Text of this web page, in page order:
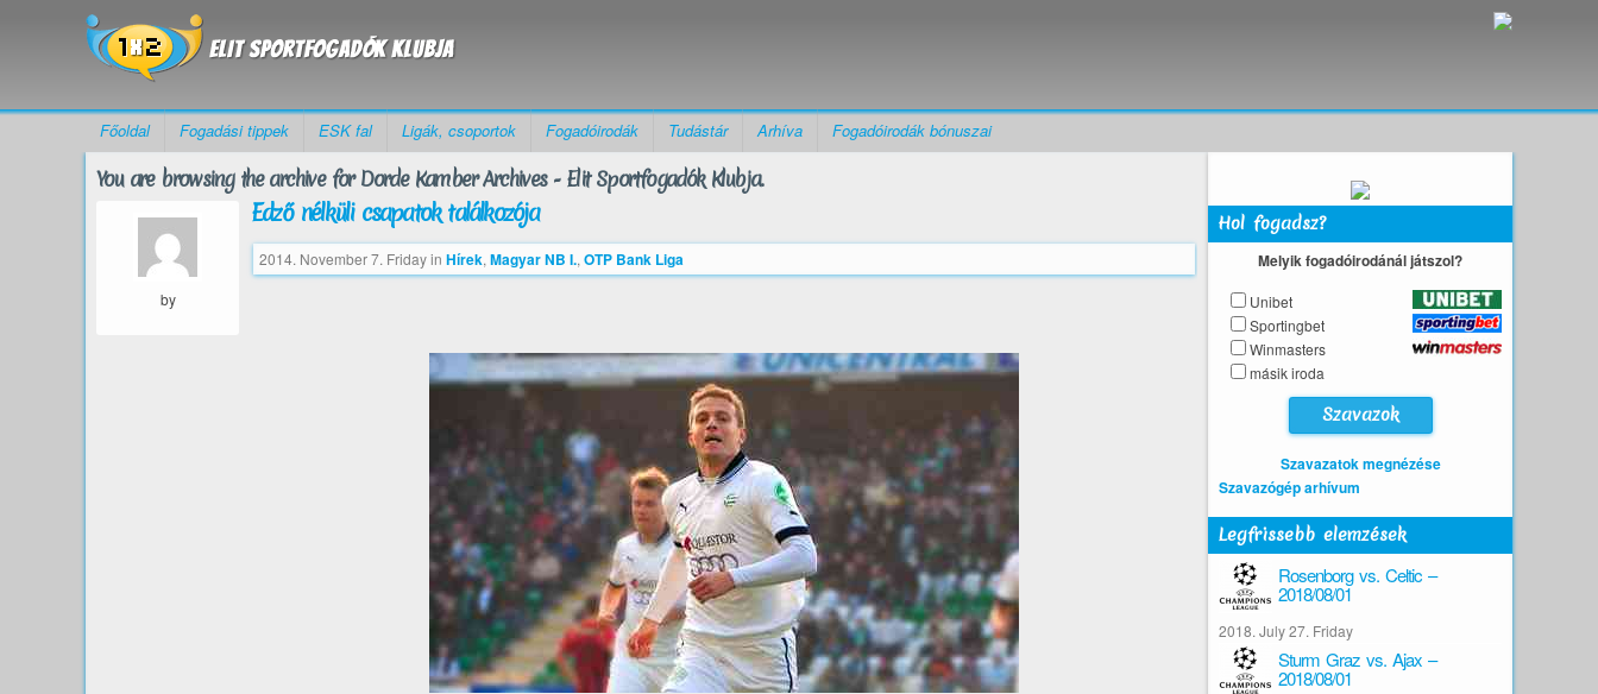
Főoldal Fogadási tippek ESK fal Ligák, csoportok Fogadóirodák Tudástár Arhíva Fogadóirodák bónuszai
You are browsing the archive for Dorde Kamber Archives - Elit Sportfogadók Klubja.
by
Edző nélküli csapatok találkozója
2014. November 7. Fridayin Hírek, Magyar NB I., OTP Bank Liga
Hol fogadsz?
Melyik fogadóirodánál játszol?
Unibet
Sportingbet
Winmasters
másik iroda
Szavazatok megnézése
Szavazógép arhívum
Legfrissebb elemzések
Rosenborg vs. Celtic –
2018/08/01
2018. July 27. Friday
Sturm Graz vs. Ajax –
2018/08/01